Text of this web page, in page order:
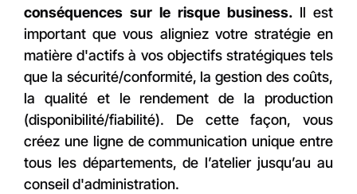
conséquences sur le risque business. Il est
important que vous aligniez votre stratégie en
matière d'actifs à vos objectifs stratégiques tels
que la sécurité/conformité, la gestion des coûts,
la qualité et le rendement de la production
(disponibilité/fiabilité). De cette façon, vous
créez une ligne de communication unique entre
tous les départements, de l’atelier jusqu’au au
conseil d'administration.